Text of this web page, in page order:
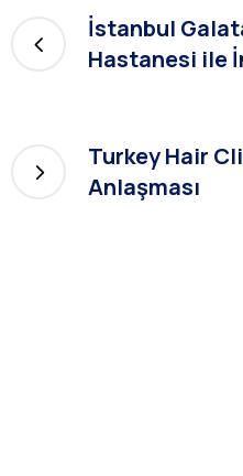
İstanbul
Hastanesi ile
Turkey Hair
Anlaşması